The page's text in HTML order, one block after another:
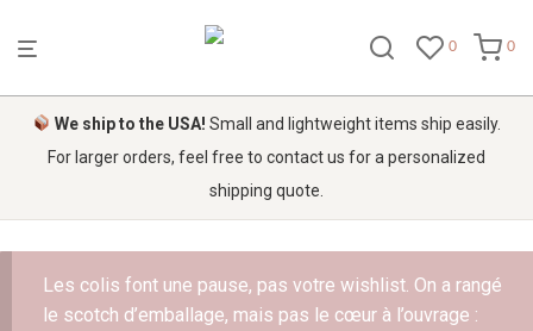
0 0
We ship to the USA! Small and lightweight items ship easily.
For larger orders, feel free to contact us for a personalized
shipping quote.
Les colis font une pause, pas votre wishlist. On a rangé
le scotch d’emballage, mais pas le cœur à l’ouvrage :